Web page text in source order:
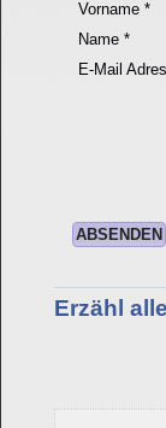
Vorname *
Name *
E-Mail
Erzähl